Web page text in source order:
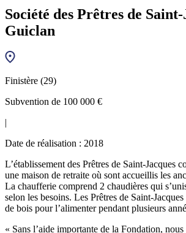
Société des Prêtres de Saint-
Guiclan
Finistère (29)
Subvention de 100 000 €
Date de réalisation : 2018
L’établissement des Prêtres de Saint-Jacques
une maison de retraite où sont accueillis les
La chaufferie comprend 2 chaudières qui
selon les besoins. Les Prêtres de Saint-
de bois pour l’alimenter pendant plusieurs
« Sans l’aide importante de la Fondation, nous